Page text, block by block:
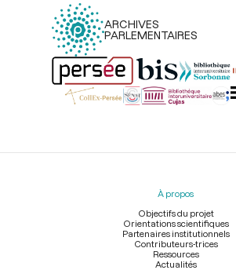
ARCHIVES
PARLEMENTAIRES
Menu
À propos
Objectifs du projet
Orientations scientifiques
Partenaires institutionnels
Contributeurs-trices
Ressources
Actualités